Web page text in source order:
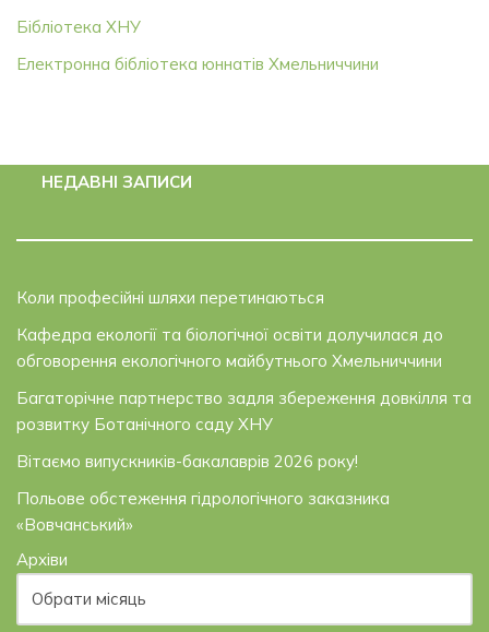
Бібліотека ХНУ
Електронна бібліотека юннатів Хмельниччини
НЕДАВНІ ЗАПИСИ
Коли професійні шляхи перетинаються
Кафедра екології та біологічної освіти долучилася до
обговорення екологічного майбутнього Хмельниччини
Багаторічне партнерство задля збереження довкілля та
розвитку Ботанічного саду ХНУ
Вітаємо випускників-бакалаврів 2026 року!
Польове обстеження гідрологічного заказника
«Вовчанський»
Архіви